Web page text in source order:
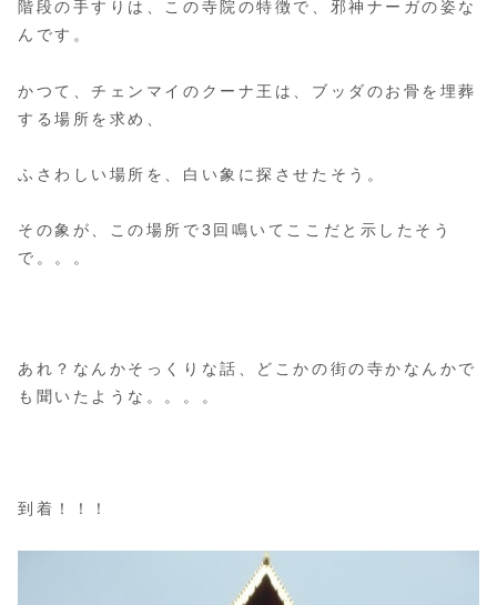
階段の手すりは、この寺院の特徴で、邪神ナーガの姿な
んです。
かつて、チェンマイのクーナ王は、ブッダのお骨を埋葬
する場所を求め、
ふさわしい場所を、白い象に探させたそう。
その象が、この場所で3回鳴いてここだと示したそう
で。。。
あれ？なんかそっくりな話、どこかの街の寺かなんかで
も聞いたような。。。。
到着！！！